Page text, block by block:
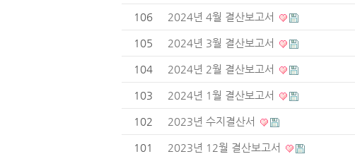
106 2024년 4월 결산보고서
105 2024년 3월 결산보고서
104 2024년 2월 결산보고서
103 2024년 1월 결산보고서
102 2023년 수지결산서
101 2023년 12월 결산보고서